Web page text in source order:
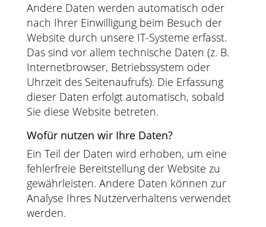
Andere Daten werden automatisch oder
nach Ihrer Einwilligung beim Besuch der
Website durch unsere IT-Systeme erfasst.
Das sind vor allem technische Daten (z. B.
Internetbrowser, Betriebssystem oder
Uhrzeit des Seitenaufrufs). Die Erfassung
dieser Daten erfolgt automatisch, sobald
Sie diese Website betreten.
Wofür nutzen wir Ihre Daten?
Ein Teil der Daten wird erhoben, um eine
fehlerfreie Bereitstellung der Website zu
gewährleisten. Andere Daten können zur
Analyse Ihres Nutzerverhaltens verwendet
werden.